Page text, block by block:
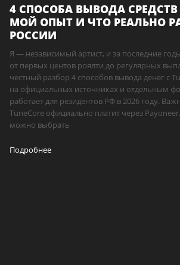
4 СПОСОБА ВЫВОДА СРЕДСТВ С
МОЙ ОПЫТ И ЧТО РЕАЛЬНО
РОССИИ
Я — независимый артист, и за последние
от первых центов роялти до регулярных
честный разбор 4 способов вывода денег с
на официальных источниках и отдельным
работает для резидентов РФ в 2026 году.
TuneCore официально платит через
можно выбрать
Подробнее